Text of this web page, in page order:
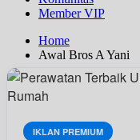
Member VIP
Home
Awal Bros A Yani
IKLAN PREMIUM